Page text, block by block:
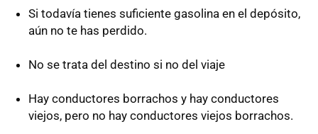
Si todavía tienes suficiente gasolina en el depósito,
aún no te has perdido.
No se trata del destino si no del viaje
Hay conductores borrachos y hay conductores
viejos, pero no hay conductores viejos borrachos.